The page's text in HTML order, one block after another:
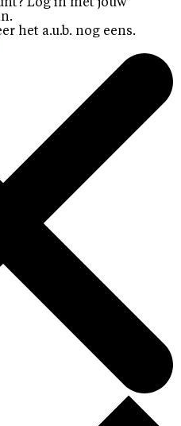
Log in met jouw
het a.u.b. nog eens.